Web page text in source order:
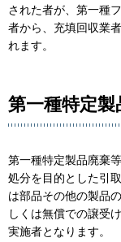
された者が、第一種
者から、充填回収業
れます。
第一種特定
第一種特定製品廃棄
処分を目的とした引
は部品その他の製品
しくは無償での譲受
実施者となります。